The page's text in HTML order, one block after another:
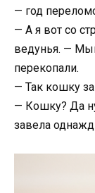
— год
— А я вот со
ведунья. —
перекопали.
— Так кошку
— Кошку? Да
завела